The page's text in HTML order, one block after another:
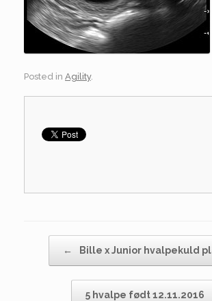
Posted in Agility.
← Bille x Junior hvalpekuld
5 hvalpe født 12.11.2016